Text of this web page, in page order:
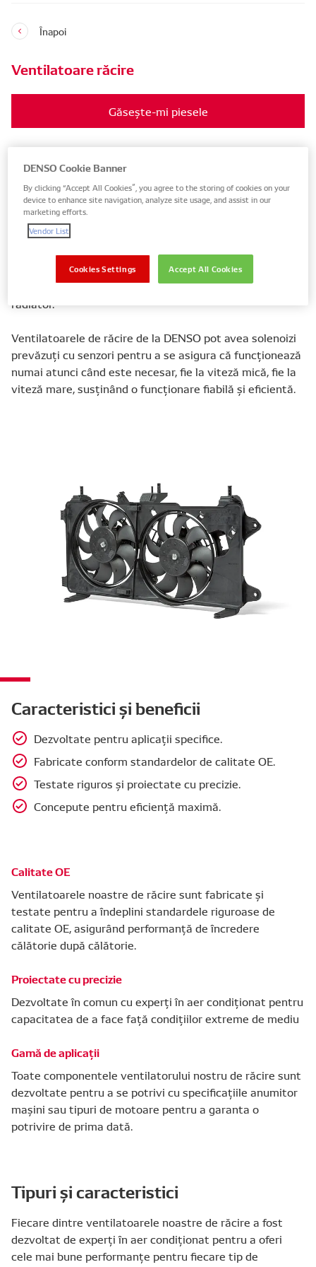
Înapoi
Ventilatoare răcire
Găsește-mi piesele
Cum funcționează ventilatoarele de
răcire
Pentru a evita supraîncălzirea motorului atunci când
acesta este staționat sau când motorul devine extrem
de fierbinte, ventilatoarele de răcire mențin motorul
într-un interval de temperatură sigur, forțând aerul prin
radiator.
Ventilatoarele de răcire de la DENSO pot avea solenoizi
prevăzuți cu senzori pentru a se asigura că funcționează
numai atunci când este necesar, fie la viteză mică, fie la
viteză mare, susținând o funcționare fiabilă și eficientă.
Caracteristici și beneficii
Dezvoltate pentru aplicații specifice.
Fabricate conform standardelor de calitate OE.
Testate riguros și proiectate cu precizie.
Concepute pentru eficiență maximă.
Calitate OE
Ventilatoarele noastre de răcire sunt fabricate și
testate pentru a îndeplini standardele riguroase de
calitate OE, asigurând performanță de încredere
călătorie după călătorie.
Proiectate cu precizie
Dezvoltate în comun cu experți în aer condiționat pentru
capacitatea de a face față condițiilor extreme de mediu
Gamă de aplicații
Toate componentele ventilatorului nostru de răcire sunt
dezvoltate pentru a se potrivi cu specificațiile anumitor
mașini sau tipuri de motoare pentru a garanta o
potrivire de prima dată.
Tipuri și caracteristici
Fiecare dintre ventilatoarele noastre de răcire a fost
dezvoltat de experți în aer condiționat pentru a oferi
cele mai bune performanțe pentru fiecare tip de
DENSO Cookie Banner
By clicking “Accept All Cookies”, you agree to the storing of cookies on your
device to enhance site navigation, analyze site usage, and assist in our
marketing efforts.
Vendor List
Accept All Cookies
Cookies Settings